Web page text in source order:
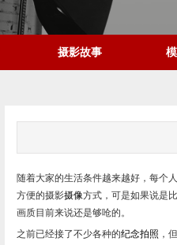
摄影故事
随着大家的生活条件越来越好，每个
方便的摄影摄像方式，可是如果说是
画质目前来说还是够呛的。
之前已经接了不少各种的纪念拍照 ，